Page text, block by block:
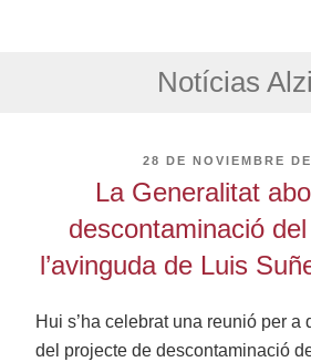
Notícias
PUBLICADO
28 DE NOVIEMBRE
La Generalitat
descontaminació
l’avinguda de Luis
Hui s’ha celebrat una reunió per a
del projecte de descontaminació